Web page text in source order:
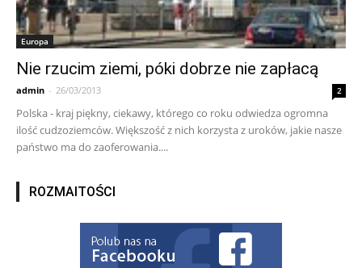
Europa
Nie rzucim ziemi, póki dobrze nie zapłacą
admin - 26/03/2013 2
Polska - kraj piękny, ciekawy, którego co roku odwiedza ogromna
ilość cudzoziemców. Większość z nich korzysta z uroków, jakie nasze
państwo ma do zaoferowania....
ROZMAITOŚCI